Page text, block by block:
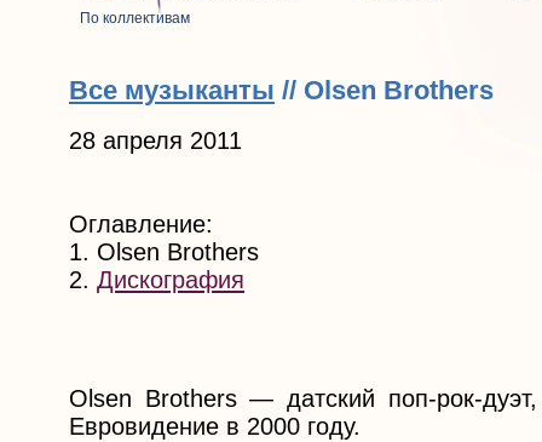
По коллективам
Все музыканты // Olsen Brothers
28 апреля 2011
Оглавление:
1. Olsen Brothers
2. Дискография
Olsen Brothers — датский поп-рок-
Евровидение в 2000 году.